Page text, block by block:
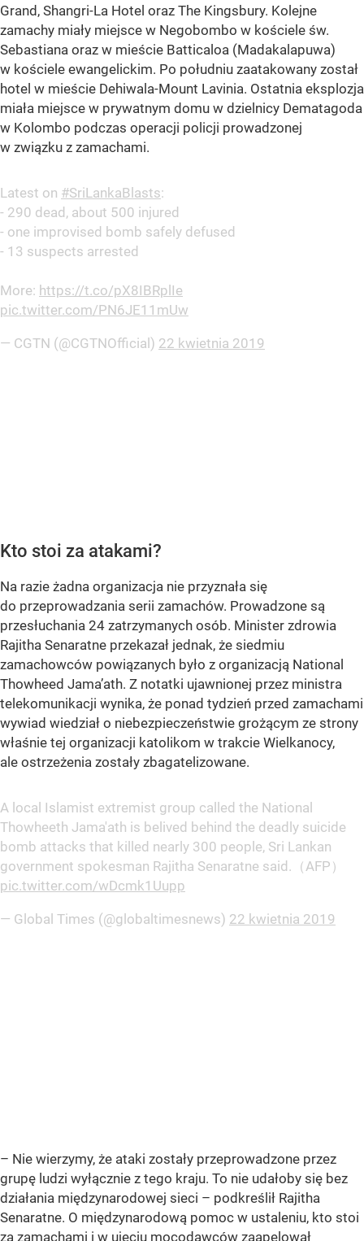
Grand, Shangri-La Hotel oraz The Kingsbury. Kolejne
zamachy miały miejsce w Negobombo w kościele św.
Sebastiana oraz w mieście Batticaloa (Madakalapuwa)
w kościele ewangelickim. Po południu zaatakowany został
hotel w mieście Dehiwala-Mount Lavinia. Ostatnia eksplozja
miała miejsce w prywatnym domu w dzielnicy Dematagoda
w Kolombo podczas operacji policji prowadzonej
w związku z zamachami.
Latest on #SriLankaBlasts:
- 290 dead, about 500 injured
- one improvised bomb safely defused
- 13 suspects arrested
More: https://t.co/pX8IBRplIe
pic.twitter.com/PN6JE11mUw
— CGTN (@CGTNOfficial) 22 kwietnia 2019
Kto stoi za atakami?
Na razie żadna organizacja nie przyznała się
do przeprowadzania serii zamachów. Prowadzone są
przesłuchania 24 zatrzymanych osób. Minister zdrowia
Rajitha Senaratne przekazał jednak, że siedmiu
zamachowców powiązanych było z organizacją National
Thowheed Jama’ath. Z notatki ujawnionej przez ministra
telekomunikacji wynika, że ponad tydzień przed zamachami
wywiad wiedział o niebezpieczeństwie grożącym ze strony
właśnie tej organizacji katolikom w trakcie Wielkanocy,
ale ostrzeżenia zostały zbagatelizowane.
A local Islamist extremist group called the National
Thowheeth Jama'ath is belived behind the deadly suicide
bomb attacks that killed nearly 300 people, Sri Lankan
government spokesman Rajitha Senaratne said.（AFP）
pic.twitter.com/wDcmk1Uupp
— Global Times (@globaltimesnews) 22 kwietnia 2019
– Nie wierzymy, że ataki zostały przeprowadzone przez
grupę ludzi wyłącznie z tego kraju. To nie udałoby się bez
działania międzynarodowej sieci – podkreślił Rajitha
Senaratne. O międzynarodową pomoc w ustaleniu, kto stoi
za zamachami i w ujęciu mocodawców zaapelował